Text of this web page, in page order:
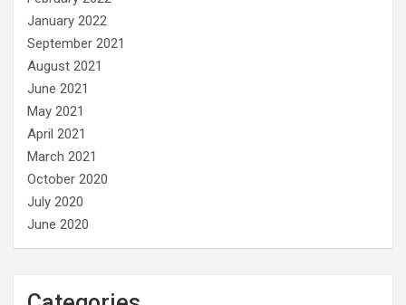
January 2022
September 2021
August 2021
June 2021
May 2021
April 2021
March 2021
October 2020
July 2020
June 2020